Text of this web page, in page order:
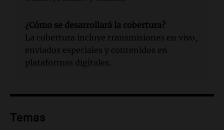
¿Cómo se desarrollará la cobertura?
La cobertura incluye transmisiones en vivo,
enviados especiales y contenidos en
plataformas digitales.
Temas